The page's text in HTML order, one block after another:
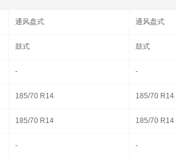
通风盘式 通风盘式
鼓式 鼓式
- -
185/70 R14 185/70 R14
185/70 R14 185/70 R14
- -